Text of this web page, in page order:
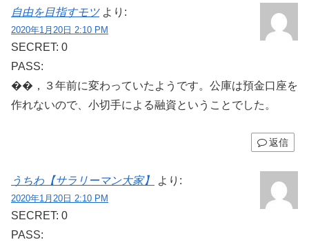
自由を目指すモツ より:
2020年1月20日 2:10 PM
SECRET: 0
PASS:
��，３年前に変わっていたようです。公庫は預金口座を
作れないので、小切手による融資ということでした。
返信
うちわ【サラリーマン大家】 より:
2020年1月20日 2:10 PM
SECRET: 0
PASS: